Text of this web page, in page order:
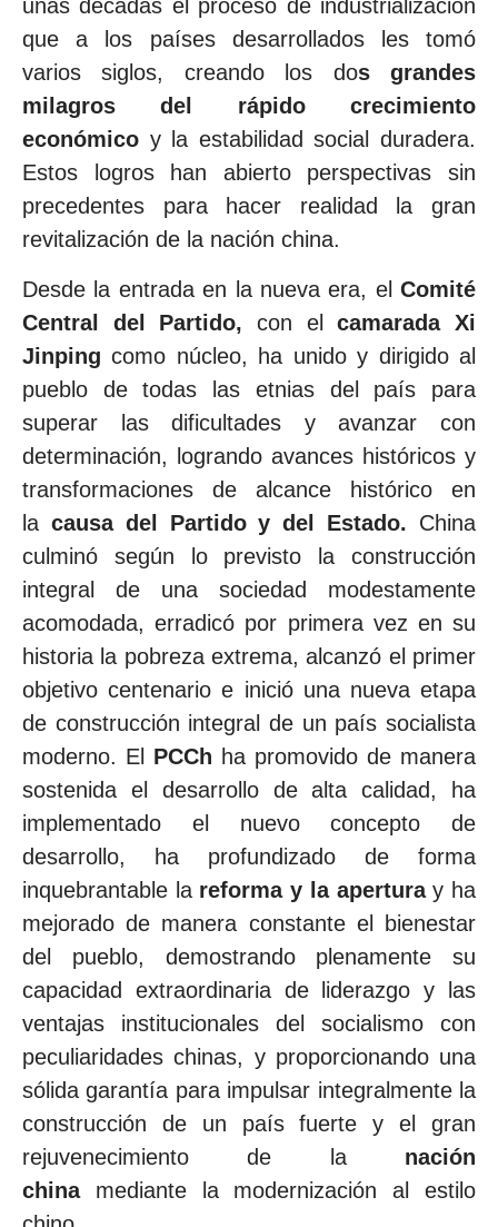
unas décadas el proceso de industrialización
que a los países desarrollados les tomó
varios siglos, creando los dos grandes
milagros del rápido crecimiento
económico y la estabilidad social duradera.
Estos logros han abierto perspectivas sin
precedentes para hacer realidad la gran
revitalización de la nación china.
Desde la entrada en la nueva era, elComité
Central del Partido, con elcamarada Xi
Jinping como núcleo, ha unido y dirigido al
pueblo de todas las etnias del país para
superar las dificultades y avanzar con
determinación, logrando avances históricos y
transformaciones de alcance histórico en
la causa del Partido y del Estado. China
culminó según lo previsto la construcción
integral de una sociedad modestamente
acomodada, erradicó por primera vez en su
historia la pobreza extrema, alcanzó el primer
objetivo centenario e inició una nueva etapa
de construcción integral de un país socialista
moderno. El PCCh ha promovido de manera
sostenida el desarrollo de alta calidad, ha
implementado el nuevo concepto de
desarrollo, ha profundizado de forma
inquebrantable la reforma y la aperturay ha
mejorado de manera constante el bienestar
del pueblo, demostrando plenamente su
capacidad extraordinaria de liderazgo y las
ventajas institucionales del socialismo con
peculiaridades chinas, y proporcionando una
sólida garantía para impulsar integralmente la
construcción de un país fuerte y el gran
rejuvenecimiento de la nación
chinamediante la modernización al estilo